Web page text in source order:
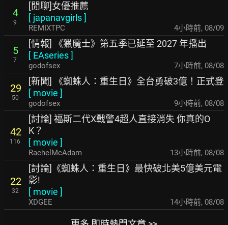
4
9
[閒聊]女優推薦
[ japanavgirls]
REMIXTPC 4小時前, 08/09
5
7
[情報] 《獵魔士》第五季已延至 2027 年播出
[ EAseries]
godofsex 7小時前, 08/08
29
50
[新聞] 《蜘蛛人：重生日》全台勇破3億！正式登
[ movie ]
godofsex 9小時前, 08/08
42
116
[討論] 福斯二代X戰警4超人直接消失 你真的O
K？
[ movie ]
RachelMcAdam 13小時前, 08/08
22
32
[討論]《蜘蛛人：重生日》最快破北美5億美元電
影!
[ movie ]
XDGEE 14小時前, 08/08